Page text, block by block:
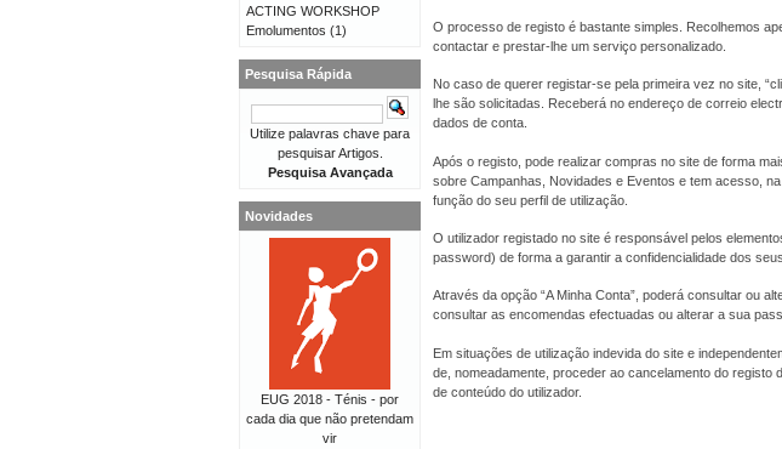
O processo de registo é bastante simples. Recolhemos
contactar e prestar-lhe um serviço personalizado.
No caso de querer registar-se pela primeira vez no site,
lhe são solicitadas. Receberá no endereço de correio
dados de conta.
Após o registo, pode realizar compras no site de forma
sobre Campanhas, Novidades e Eventos e tem acesso,
função do seu perfil de utilização.
O utilizador registado no site é responsável pelos
password) de forma a garantir a confidencialidade dos
Através da opção “A Minha Conta”, poderá consultar ou
consultar as encomendas efectuadas ou alterar a sua
Em situações de utilização indevida do site e
de, nomeadamente, proceder ao cancelamento do registo
de conteúdo do utilizador.
ACTING WORKSHOP
Emolumentos (1)
Pesquisa Rápida
Utilize palavras chave para
pesquisar Artigos.
Pesquisa Avançada
Novidades
EUG 2018 - Ténis - por
cada dia que não pretendam
vir